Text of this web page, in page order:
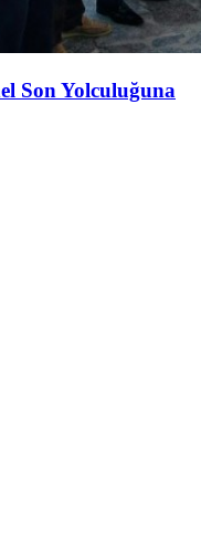
Son Yolculuğuna